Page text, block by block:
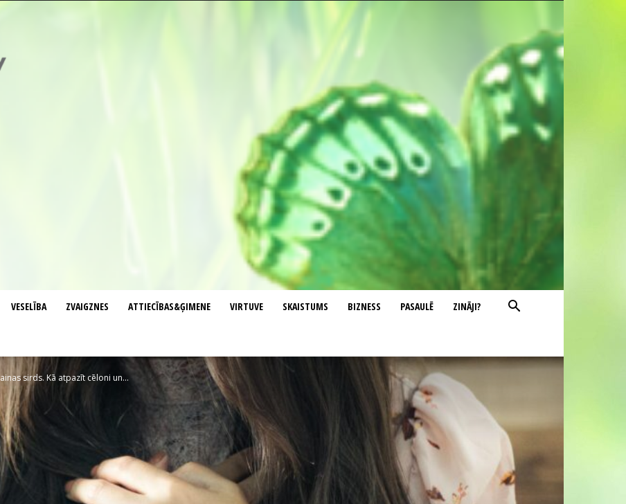
VESELĪBA ZVAIGZNES ATTIECĪBAS&ĢIMENE VIRTUVE SKAISTUMS BIZNESS PASAULĒ ZINĀJI?
sirds. Kā atpazīt cēloni un...